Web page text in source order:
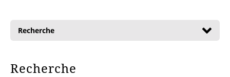
Recherche
Recherche